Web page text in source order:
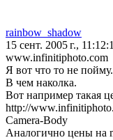
rainbow_shadow
15 сент. 2005 г.,
www.infinitiphoto.com
Я вот что то не пойму.
В чем наколка.
Вот например такая
http://
Camera-Body
Аналогично цены на